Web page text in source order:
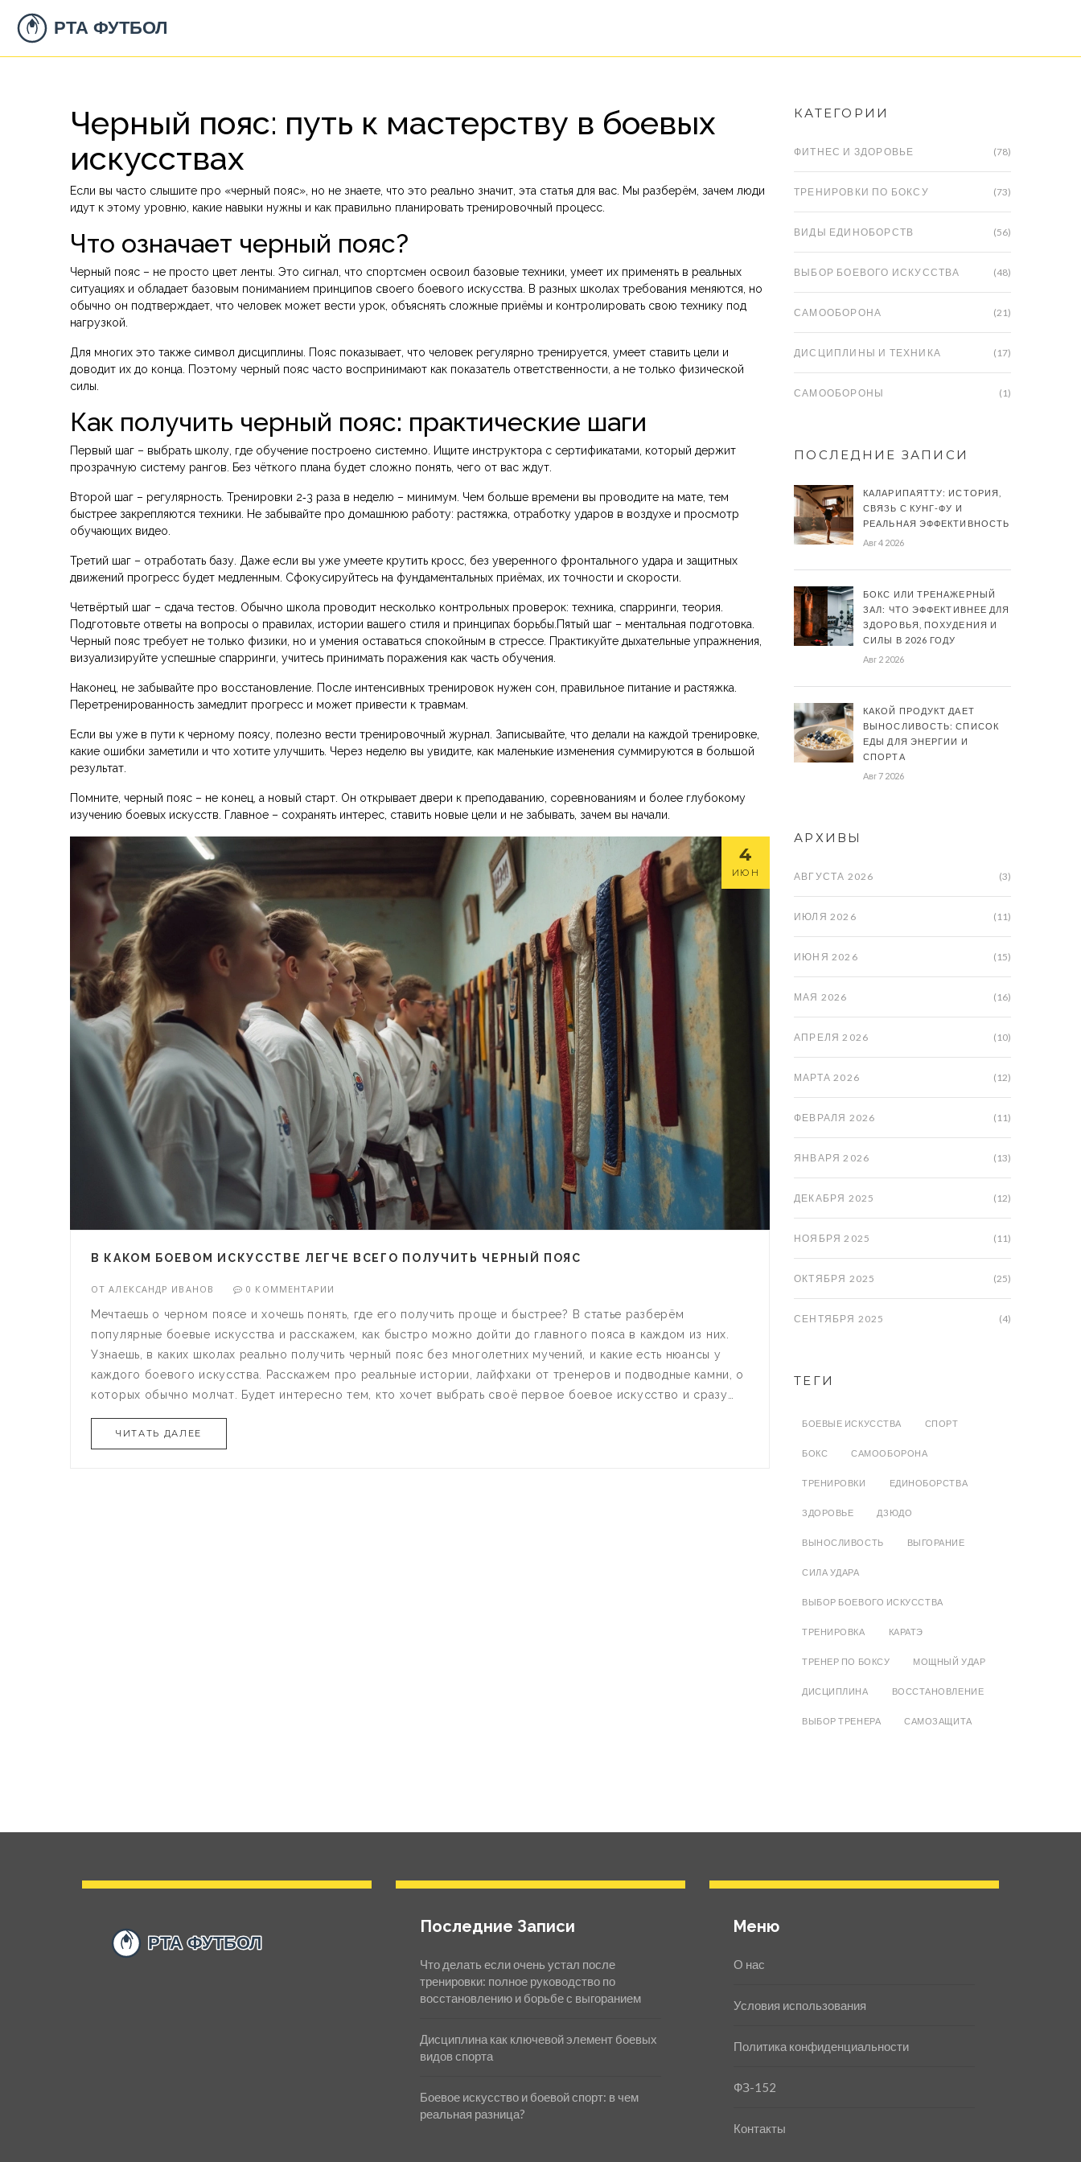
Черный пояс: путь к мастерству в боевых
искусствах
Если вы часто слышите про «черный пояс», но не знаете, что это реально значит, эта статья для вас. Мы разберём, зачем люди
идут к этому уровню, какие навыки нужны и как правильно планировать тренировочный процесс.
Что означает черный пояс?
Черный пояс – не просто цвет ленты. Это сигнал, что спортсмен освоил базовые техники, умеет их применять в реальных
ситуациях и обладает базовым пониманием принципов своего боевого искусства. В разных школах требования меняются, но
обычно он подтверждает, что человек может вести урок, объяснять сложные приёмы и контролировать свою технику под
нагрузкой.
Для многих это также символ дисциплины. Пояс показывает, что человек регулярно тренируется, умеет ставить цели и
доводит их до конца. Поэтому черный пояс часто воспринимают как показатель ответственности, а не только физической
силы.
Как получить черный пояс: практические шаги
Первый шаг – выбрать школу, где обучение построено системно. Ищите инструктора с сертификатами, который держит
прозрачную систему рангов. Без чёткого плана будет сложно понять, чего от вас ждут.
Второй шаг – регулярность. Тренировки 2‑3 раза в неделю – минимум. Чем больше времени вы проводите на мате, тем
быстрее закрепляются техники. Не забывайте про домашнюю работу: растяжка, отработку ударов в воздухе и просмотр
обучающих видео.
Третий шаг – отработать базу. Даже если вы уже умеете крутить кросс, без уверенного фронтального удара и защитных
движений прогресс будет медленным. Сфокусируйтесь на фундаментальных приёмах, их точности и скорости.
Четвёртый шаг – сдача тестов. Обычно школа проводит несколько контрольных проверок: техника, спарринги, теория.
Подготовьте ответы на вопросы о правилах, истории вашего стиля и принципах борьбы.Пятый шаг – ментальная подготовка.
Черный пояс требует не только физики, но и умения оставаться спокойным в стрессе. Практикуйте дыхательные упражнения,
визуализируйте успешные спарринги, учитесь принимать поражения как часть обучения.
Наконец, не забывайте про восстановление. После интенсивных тренировок нужен сон, правильное питание и растяжка.
Перетренированность замедлит прогресс и может привести к травмам.
Если вы уже в пути к черному поясу, полезно вести тренировочный журнал. Записывайте, что делали на каждой тренировке,
какие ошибки заметили и что хотите улучшить. Через неделю вы увидите, как маленькие изменения суммируются в большой
результат.
Помните, черный пояс – не конец, а новый старт. Он открывает двери к преподаванию, соревнованиям и более глубокому
изучению боевых искусств. Главное – сохранять интерес, ставить новые цели и не забывать, зачем вы начали.
4
ИЮН
В КАКОМ БОЕВОМ ИСКУССТВЕ ЛЕГЧЕ ВСЕГО ПОЛУЧИТЬ ЧЕРНЫЙ ПОЯС
ОТАЛЕКСАНДР ИВАНОВ 0 КОММЕНТАРИИ
Мечтаешь о черном поясе и хочешь понять, где его получить проще и быстрее? В статье разберём
популярные боевые искусства и расскажем, как быстро можно дойти до главного пояса в каждом из них.
Узнаешь, в каких школах реально получить черный пояс без многолетних мучений, и какие есть нюансы у
каждого боевого искусства. Расскажем про реальные истории, лайфхаки от тренеров и подводные камни, о
которых обычно молчат. Будет интересно тем, кто хочет выбрать своё первое боевое искусство и сразу
нацеливается на результат.
ЧИТАТЬ ДАЛЕЕ
КАТЕГОРИИ
ФИТНЕС И ЗДОРОВЬЕ (78)
ТРЕНИРОВКИ ПО БОКСУ (73)
ВИДЫ ЕДИНОБОРСТВ (56)
ВЫБОР БОЕВОГО ИСКУССТВА (48)
САМООБОРОНА (21)
ДИСЦИПЛИНЫ И ТЕХНИКА (17)
САМООБОРОНЫ (1)
ПОСЛЕДНИЕ ЗАПИСИ
КАЛАРИПАЯТТУ: ИСТОРИЯ,
СВЯЗЬ С КУНГ-ФУ И
РЕАЛЬНАЯ ЭФФЕКТИВНОСТЬ
Авг 4 2026
БОКС ИЛИ ТРЕНАЖЕРНЫЙ
ЗАЛ: ЧТО ЭФФЕКТИВНЕЕ ДЛЯ
ЗДОРОВЬЯ, ПОХУДЕНИЯ И
СИЛЫ В 2026 ГОДУ
Авг 2 2026
КАКОЙ ПРОДУКТ ДАЕТ
ВЫНОСЛИВОСТЬ: СПИСОК
ЕДЫ ДЛЯ ЭНЕРГИИ И
СПОРТА
Авг 7 2026
АРХИВЫ
АВГУСТА 2026 (3)
ИЮЛЯ 2026 (11)
ИЮНЯ 2026 (15)
МАЯ 2026 (16)
АПРЕЛЯ 2026 (10)
МАРТА 2026 (12)
ФЕВРАЛЯ 2026 (11)
ЯНВАРЯ 2026 (13)
ДЕКАБРЯ 2025 (12)
НОЯБРЯ 2025 (11)
ОКТЯБРЯ 2025 (25)
СЕНТЯБРЯ 2025 (4)
ТЕГИ
БОЕВЫЕ ИСКУССТВА СПОРТ
БОКС САМООБОРОНА
ТРЕНИРОВКИ ЕДИНОБОРСТВА
ЗДОРОВЬЕ ДЗЮДО
ВЫНОСЛИВОСТЬ ВЫГОРАНИЕ
СИЛА УДАРА
ВЫБОР БОЕВОГО ИСКУССТВА
ТРЕНИРОВКА КАРАТЭ
ТРЕНЕР ПО БОКСУ МОЩНЫЙ УДАР
ДИСЦИПЛИНА ВОССТАНОВЛЕНИЕ
ВЫБОР ТРЕНЕРА САМОЗАЩИТА
Последние Записи
Что делать если очень устал после
тренировки: полное руководство по
восстановлению и борьбе с выгоранием
Дисциплина как ключевой элемент боевых
видов спорта
Боевое искусство и боевой спорт: в чем
реальная разница?
Меню
О нас
Условия использования
Политика конфиденциальности
ФЗ-152
Контакты